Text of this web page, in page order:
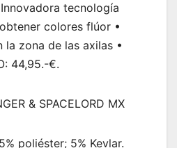
tecnología
colores flúor •
la zona de las axilas •
44,95.-€.
& SPACELORD MX
poliéster; 5% Kevlar.